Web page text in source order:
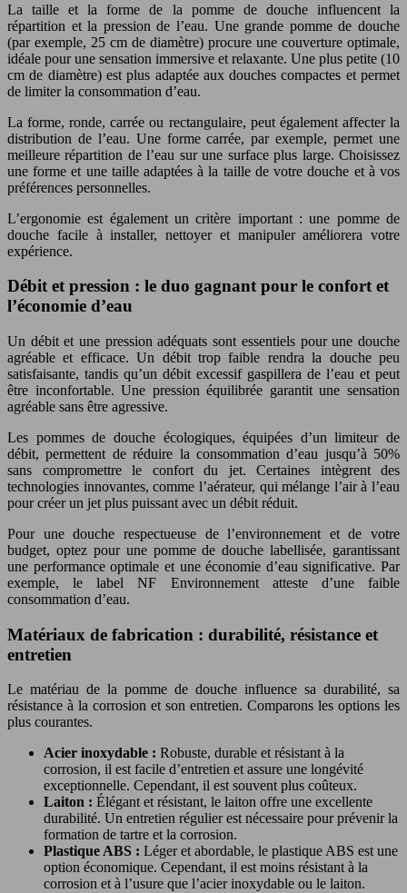
La taille et la forme de la pomme de douche influencent la
répartition et la pression de l’eau. Une grande pomme de douche
(par exemple, 25 cm de diamètre) procure une couverture optimale,
idéale pour une sensation immersive et relaxante. Une plus petite (10
cm de diamètre) est plus adaptée aux douches compactes et permet
de limiter la consommation d’eau.
La forme, ronde, carrée ou rectangulaire, peut également affecter la
distribution de l’eau. Une forme carrée, par exemple, permet une
meilleure répartition de l’eau sur une surface plus large. Choisissez
une forme et une taille adaptées à la taille de votre douche et à vos
préférences personnelles.
L’ergonomie est également un critère important : une pomme de
douche facile à installer, nettoyer et manipuler améliorera votre
expérience.
Débit et pression : le duo gagnant pour le confort et
l’économie d’eau
Un débit et une pression adéquats sont essentiels pour une douche
agréable et efficace. Un débit trop faible rendra la douche peu
satisfaisante, tandis qu’un débit excessif gaspillera de l’eau et peut
être inconfortable. Une pression équilibrée garantit une sensation
agréable sans être agressive.
Les pommes de douche écologiques, équipées d’un limiteur de
débit, permettent de réduire la consommation d’eau jusqu’à 50%
sans compromettre le confort du jet. Certaines intègrent des
technologies innovantes, comme l’aérateur, qui mélange l’air à l’eau
pour créer un jet plus puissant avec un débit réduit.
Pour une douche respectueuse de l’environnement et de votre
budget, optez pour une pomme de douche labellisée, garantissant
une performance optimale et une économie d’eau significative. Par
exemple, le label NF Environnement atteste d’une faible
consommation d’eau.
Matériaux de fabrication : durabilité, résistance et
entretien
Le matériau de la pomme de douche influence sa durabilité, sa
résistance à la corrosion et son entretien. Comparons les options les
plus courantes.
Acier inoxydable : Robuste, durable et résistant à la
corrosion, il est facile d’entretien et assure une longévité
exceptionnelle. Cependant, il est souvent plus coûteux.
Laiton : Élégant et résistant, le laiton offre une excellente
durabilité. Un entretien régulier est nécessaire pour prévenir la
formation de tartre et la corrosion.
Plastique ABS : Léger et abordable, le plastique ABS est une
option économique. Cependant, il est moins résistant à la
corrosion et à l’usure que l’acier inoxydable ou le laiton.